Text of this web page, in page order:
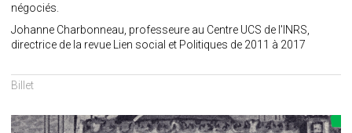
négociés.
Johanne Charbonneau, professeure au Centre UCS de l'INRS,
directrice de la revue Lien social et Politiques de 2011 à 2017
Billet